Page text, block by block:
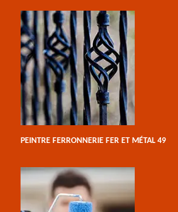
PEINTRE FERRONNERIE FER ET MÉTAL 49